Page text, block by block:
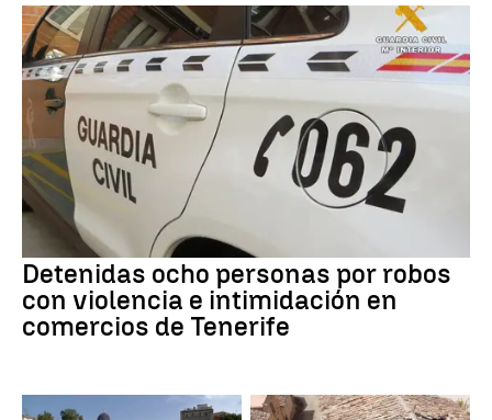
Detenidas ocho personas por robos
con violencia e intimidación en
comercios de Tenerife